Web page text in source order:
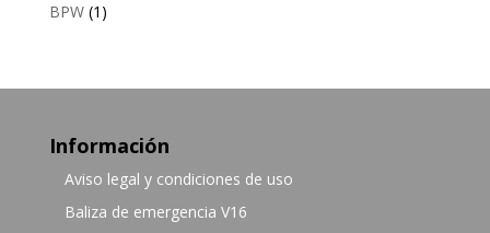
BPW (1)
Información
Aviso legal y condiciones de uso
Baliza de emergencia V16